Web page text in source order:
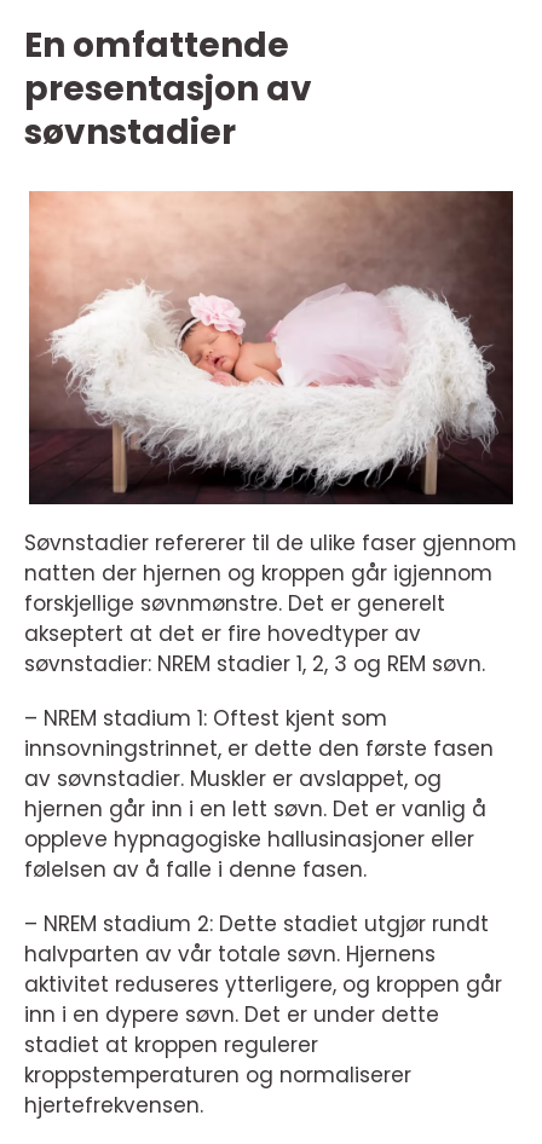
En omfattende
presentasjon av
søvnstadier
Søvnstadier refererer til de ulike faser gjennom
natten der hjernen og kroppen går igjennom
forskjellige søvnmønstre. Det er generelt
akseptert at det er fire hovedtyper av
søvnstadier: NREM stadier 1, 2, 3 og REM søvn.
– NREM stadium 1: Oftest kjent som
innsovningstrinnet, er dette den første fasen
av søvnstadier. Muskler er avslappet, og
hjernen går inn i en lett søvn. Det er vanlig å
oppleve hypnagogiske hallusinasjoner eller
følelsen av å falle i denne fasen.
– NREM stadium 2: Dette stadiet utgjør rundt
halvparten av vår totale søvn. Hjernens
aktivitet reduseres ytterligere, og kroppen går
inn i en dypere søvn. Det er under dette
stadiet at kroppen regulerer
kroppstemperaturen og normaliserer
hjertefrekvensen.